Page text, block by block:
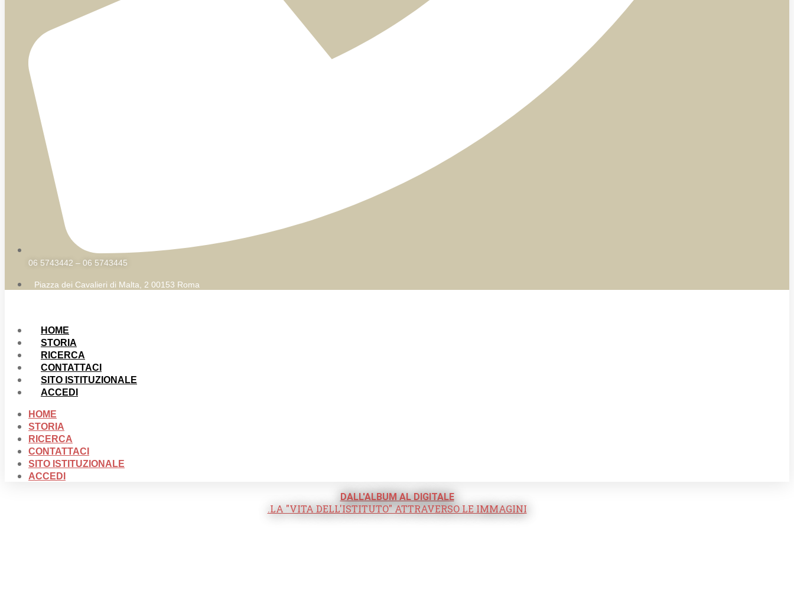
06 5743442 – 06 5743445
Piazza dei Cavalieri di Malta, 2 00153 Roma
HOME
STORIA
RICERCA
CONTATTACI
SITO ISTITUZIONALE
ACCEDI
HOME
STORIA
RICERCA
CONTATTACI
SITO ISTITUZIONALE
ACCEDI
DALL'ALBUM AL DIGITALE
.LA "VITA DELL'ISTITUTO" ATTRAVERSO LE IMMAGINI